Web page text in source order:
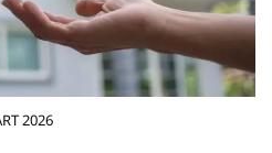
2026